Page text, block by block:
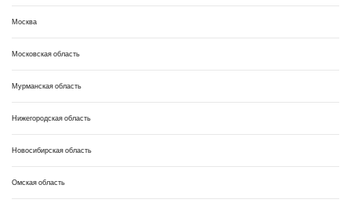
Москва
Московская область
Мурманская область
Нижегородская область
Новосибирская область
Омская область